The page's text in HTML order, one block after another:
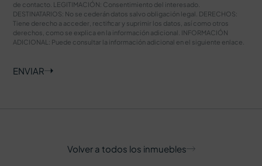
de contacto. LEGITIMACIÓN: Consentimiento del interesado.
DESTINATARIOS: No se cederán datos salvo obligación legal. DERECHOS:
Tiene derecho a acceder, rectificar y suprimir los datos, así como otros
derechos, como se explica en la información adicional. INFORMACIÓN
ADICIONAL: Puede consultar la información adicional en el siguiente enlace
ENVIAR
Volver a todos los inmuebles